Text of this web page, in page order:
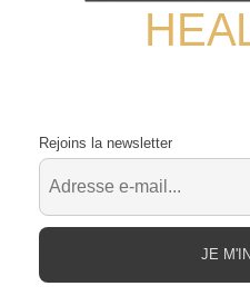
Rejoins la newsletter
JE